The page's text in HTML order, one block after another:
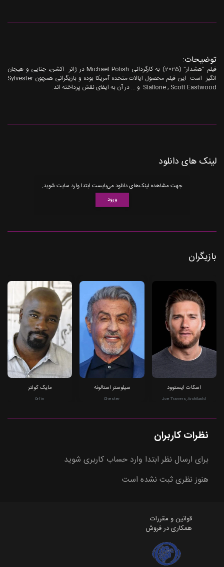
توضیحات:
فیلم "هشدار" (2025) به کارگردانی Michael Polish در ژانر اکشن، جنایی و هیجان
انگیز است. این فیلم محصول ایالات متحده آمریکا بوده و بازیگرانی همچون Sylvester
Stallone , Scott Eastwood و ... در آن به ایفای نقش پرداخته اند.
لینک های دانلود
جهت مشاهده لینک‌های دانلود می‌بایست ابتدا وارد سایت شوید.
ورود
بازیگران
اسکات ایستوود
Joe Travers, Archibald
سیلوستر استالونه
Chester
مایک کولتر
Orlin
نظرات کاربران
برای ارسال نظر ابتدا وارد حساب کاربری شوید
هنوز نظری ثبت نشده است
قوانین و مقررات
همکاری در فروش